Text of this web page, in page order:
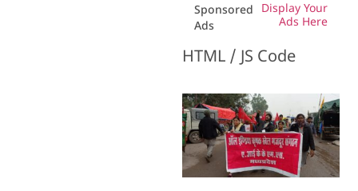
Sponsored
Ads
Display Your
Ads Here
HTML / JS Code